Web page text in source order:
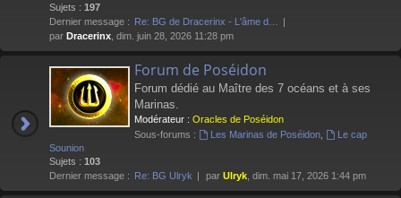
Sujets : 197
Dernier message : Re: BG de Dracerinx - L'âme d…
par Dracerinx , dim. juin 28, 2026 11:28 pm
Forum de Poséidon
Forum dédié au Maître des 7 océans et à ses
Marinas.
Modérateur : Oracles de Poséidon
Sous-forums :
Les Marinas de Poséidon,
Le cap
Sounion
Sujets : 103
Dernier message : Re: BG Ulryk par Ulryk , dim. mai 17, 2026 1:44 pm